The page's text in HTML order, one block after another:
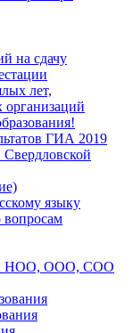
на сдачу
лет,
организаций
ГИА 2019
языку
НОО, ООО, СОО